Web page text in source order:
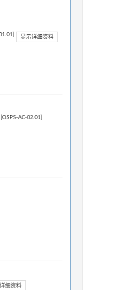
显示详细资料
[OSPS-AC-02.01]
细资料